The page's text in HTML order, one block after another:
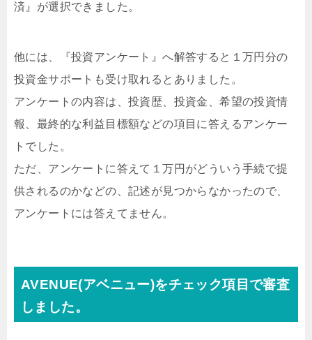
済』が選択できました。
他には、『投資アンケート』へ解答すると１万円分の
投資金サポートも受け取れるとありました。
アンケートの内容は、投資歴、投資金、希望の投資情
報、最終的な利益目標額などの項目に答えるアンケー
トでした。
ただ、アンケートに答えて１万円がどういう手続で提
供されるのかなどの、記述が見つからなかったので、
アンケートには答えてません。
AVENUE(アベニュー)をチェック項目で審査
しました。